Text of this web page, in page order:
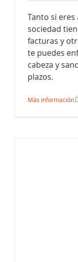
Tanto si
sociedad
facturas y
te puedes
cabeza y
plazos.
Más información